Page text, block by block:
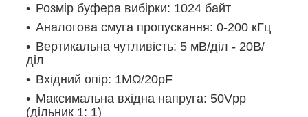
Розмір буфера вибірки: 1024 байт
Аналогова смуга пропускання: 0-200 кГц
Вертикальна чутливість: 5 мВ/діл - 20В/
діл
Вхідний опір: 1MΩ/20pF
Максимальна вхідна напруга: 50Vpp
(дільник 1: 1)